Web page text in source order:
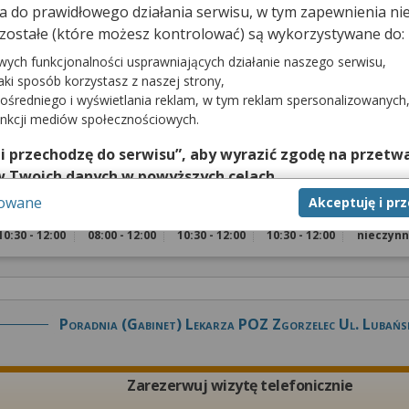
Zarezerwuj wizytę telefonicznie
poradni wymaga telefonicznego kontaktu z przychodnią pod numerem:
- 12:00
08:00 - 12:00
10:30 - 12:00
10:30 - 12:00
Sobota
Poradnia (gabinet) Lekarza POZ Zgorzelec Ul.
Zarezerwuj wizytę telefonicznie
do prawidłowego działania serwisu, w tym zapewnienia
(które możesz kontrolować) są wykorzystywane do:
funkcjonalności usprawniających działanie naszego serwisu,
sposób korzystasz z naszej strony,
i wyświetlania reklam, w tym reklam spersonalizowanych,
mediów społecznościowych.
przechodzę do serwisu”, aby wyrazić zgodę na
danych w powyższych celach.
zgody jest dobrowolne, a wyrażoną zgodę możesz w
na przetwarzanie Twoich danych tylko w niektórych
zaawansowanych”.
wykorzystywania narzędzi zewnętrznych w naszym
Akceptuję i